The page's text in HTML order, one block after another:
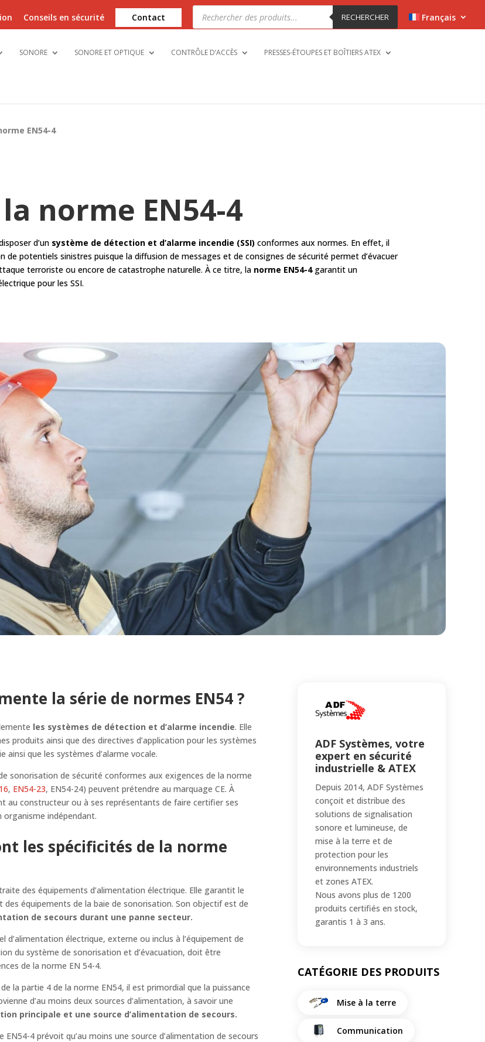
Conseils en sécurité Contact
Recherche
produits
RECHERCHER Français
SONORE SONORE ET OPTIQUE CONTRÔLE D’ACCÈS PRESSES-ÉTOUPES ET BOÎTIERS ATEX
EN54-4
norme EN54-4
d’un système de détection et d’alarme incendie (SSI) conformes aux normes. En effet, il
de potentiels sinistres puisque la diffusion de messages et de consignes de sécurité permet d’évacuer
terroriste ou encore de catastrophe naturelle. À ce titre, la norme EN54-4garantit un
pour les SSI.
la série de normes EN54 ?
les systèmes de détection et d’alarme incendie. Elle
produits ainsi que des directives d’application pour les systèmes
ainsi que les systèmes d’alarme vocale.
sonorisation de sécurité conformes aux exigences de la norme
, EN54-23, EN54-24) peuvent prétendre au marquage CE. À
au constructeur ou à ses représentants de faire certifier ses
organisme indépendant.
les spécificités de la norme
des équipements d’alimentation électrique. Elle garantit le
équipements de la baie de sonorisation. Son objectif est de
de secours durant une panne secteur.
d’alimentation électrique, externe ou inclus à l’équipement de
du système de sonorisation et d’évacuation, doit être
de la norme EN 54-4.
la partie 4 de la norme EN54, il est primordial que la puissance
d’au moins deux sources d’alimentation, à savoir une
principale et une source d’alimentation de secours.
EN54-4 prévoit qu’au moins une source d’alimentation de secours
ADF Systèmes, votre
expert en sécurité
industrielle & ATEX
Depuis 2014, ADF Systèmes
conçoit et distribue des
solutions de signalisation
sonore et lumineuse, de
mise à la terre et de
protection pour les
environnements industriels
et zones ATEX.
Nous avons plus de 1200
produits certifiés en stock,
garantis 1 à 3 ans.
CATÉGORIE DES PRODUITS
Mise à la terre
Communication